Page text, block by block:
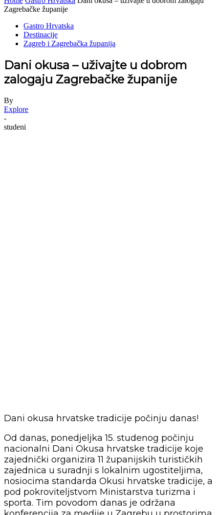
Zagrebačke županije
Gastro Hrvatska
Destinacije
Zagreb i Zagrebačka županija
Dani okusa – uživajte u dobrom
zalogaju Zagrebačke županije
By
Explore
-
studeni
Dani okusa hrvatske tradicije počinju danas!
Od danas, ponedjeljka 15. studenog počinju
nacionalni Dani Okusa hrvatske tradicije koje
zajednički organizira 11 županijskih turističkih
zajednica u suradnji s lokalnim ugostiteljima,
nosiocima standarda Okusi hrvatske tradicije, a
pod pokroviteljstvom Ministarstva turizma i
sporta. Tim povodom danas je održana